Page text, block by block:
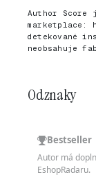
Author Score
marketplace:
detekované
neobsahuje
Odznaky
Bestseller
Autor má
EshopRadaru.